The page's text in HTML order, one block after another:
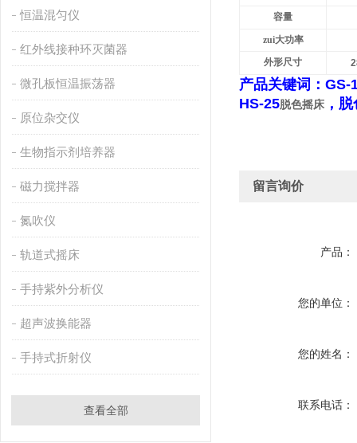
恒温混匀仪
红外线接种环灭菌器
微孔板恒温振荡器
原位杂交仪
生物指示剂培养器
磁力搅拌器
氮吹仪
轨道式摇床
手持紫外分析仪
超声波换能器
手持式折射仪
查看全部
容量
zui大功率
外形尺寸
产品关键词：GS-
HS-25脱色摇床 ，
留言询价
产品：
您的单位：
您的姓名：
联系电话：